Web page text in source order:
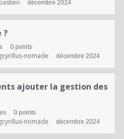
décembre 2024
?
0 points
gcyrillus-nomade décembre 2024
ajouter la gestion des
0 points
gcyrillus-nomade décembre 2024